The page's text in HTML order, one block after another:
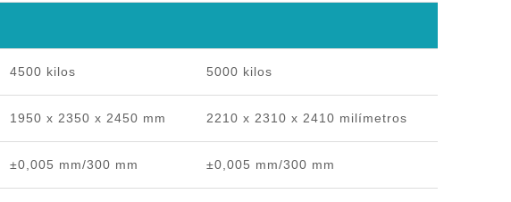
4500 kilos 5000 kilos
1950 x 2350 x 2450 mm 2210 x 2310 x 2410 milímetros
±0,005 mm/300 mm ±0,005 mm/300 mm